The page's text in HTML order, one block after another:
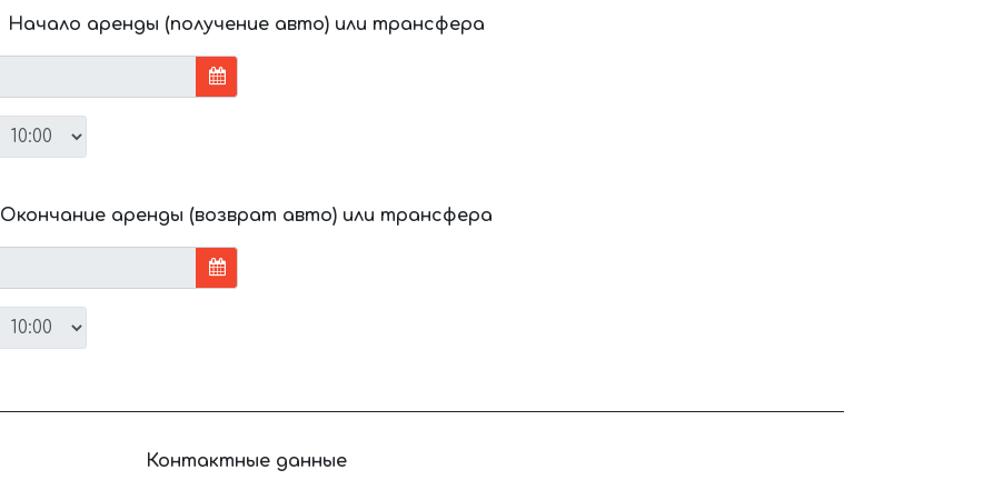
Начало аренды (получение авто) или трансфера
Окончание аренды (возврат авто) или трансфера
Контактные данные